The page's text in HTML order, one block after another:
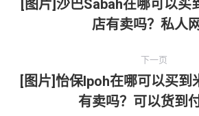
上
一
[图片]沙巴Sabah在哪可以买
店有卖吗？私人
下一页
下
一
[图片]怡保lpoh在哪可以买到
有卖吗？可以货到